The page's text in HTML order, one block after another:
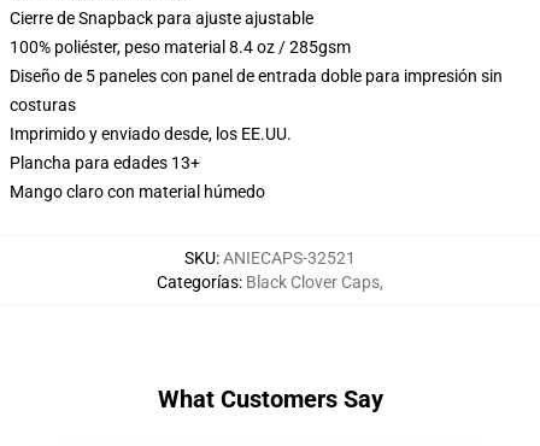
Cierre de Snapback para ajuste ajustable
100% poliéster, peso material 8.4 oz / 285gsm
Diseño de 5 paneles con panel de entrada doble para impresión sin
costuras
Imprimido y enviado desde, los EE.UU.
Plancha para edades 13+
Mango claro con material húmedo
SKU:ANIECAPS-32521
Categorías: Black Clover Caps,
What Customers Say